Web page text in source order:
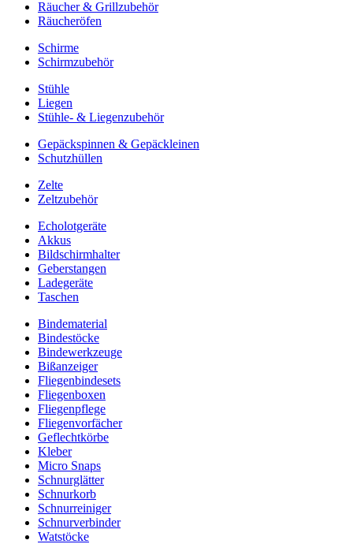
Räucher & Grillzubehör
Räucheröfen
Schirme
Schirmzubehör
Stühle
Liegen
Stühle- & Liegenzubehör
Gepäckspinnen & Gepäckleinen
Schutzhüllen
Zelte
Zeltzubehör
Echolotgeräte
Akkus
Bildschirmhalter
Geberstangen
Ladegeräte
Taschen
Bindematerial
Bindestöcke
Bindewerkzeuge
Bißanzeiger
Fliegenbindesets
Fliegenboxen
Fliegenpflege
Fliegenvorfächer
Geflechtkörbe
Kleber
Micro Snaps
Schnurglätter
Schnurkorb
Schnurreiniger
Schnurverbinder
Watstöcke